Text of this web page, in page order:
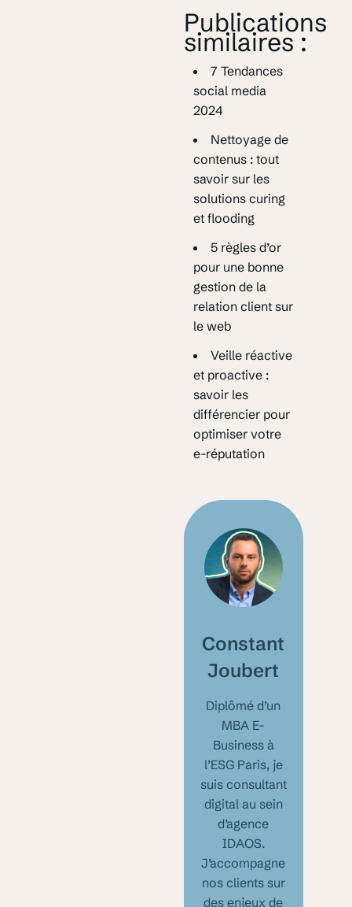
Publications
similaires :
7 Tendances
social media
2024
Nettoyage de
contenus : tout
savoir sur les
solutions curing
et flooding
5 règles d’or
pour une bonne
gestion de la
relation client sur
le web
Veille réactive
et proactive :
savoir les
différencier pour
optimiser votre
e-réputation
Constant
Joubert
Diplômé d’un
MBA E-
Business à
l’ESG Paris, je
suis consultant
digital au sein
d’agence
IDAOS.
J’accompagne
nos clients sur
des enjeux de